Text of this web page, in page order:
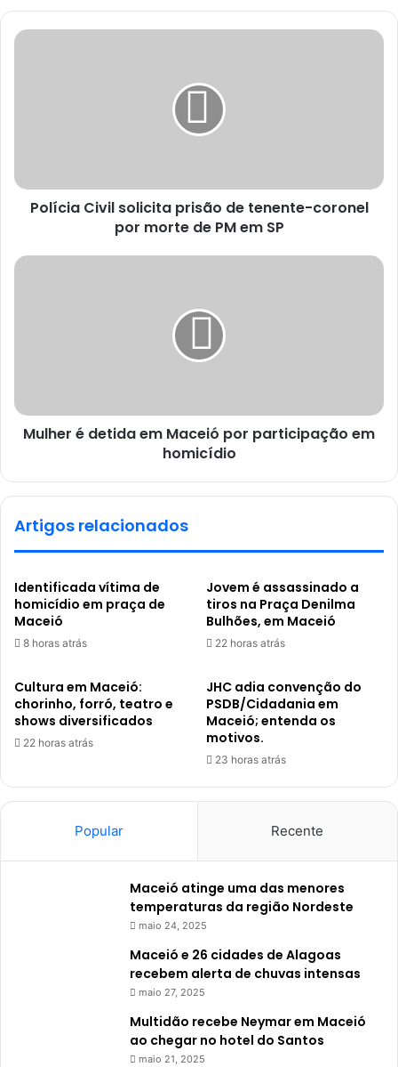
Polícia Civil solicita prisão de tenente-coronel
por morte de PM em SP
Mulher é detida em Maceió por participação em
homicídio
Artigos relacionados
Identificada vítima de
homicídio em praça de
Maceió
8 horas atrás
Jovem é assassinado a
tiros na Praça Denilma
Bulhões, em Maceió
22 horas atrás
Cultura em Maceió:
chorinho, forró, teatro e
shows diversificados
22 horas atrás
JHC adia convenção do
PSDB/Cidadania em
Maceió; entenda os
motivos.
23 horas atrás
Popular Recente
Maceió atinge uma das menores
temperaturas da região Nordeste
maio 24, 2025
Maceió e 26 cidades de Alagoas
recebem alerta de chuvas intensas
maio 27, 2025
Multidão recebe Neymar em Maceió
ao chegar no hotel do Santos
maio 21, 2025